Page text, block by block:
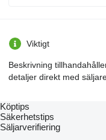
Viktigt
Beskrivning
detaljer direkt med
Köptips
Säkerhetstips
Säljarverifiering